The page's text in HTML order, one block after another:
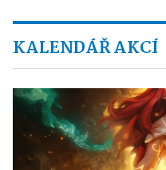
KALENDÁŘ AKCÍ